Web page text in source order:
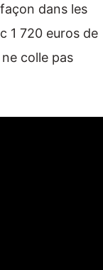
dans les
1 720 euros de
colle pas